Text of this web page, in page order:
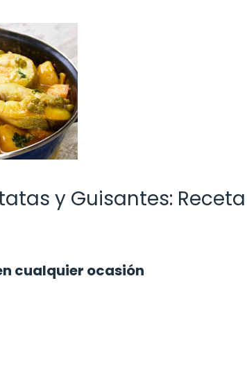
y Guisantes: Receta
cualquier ocasión